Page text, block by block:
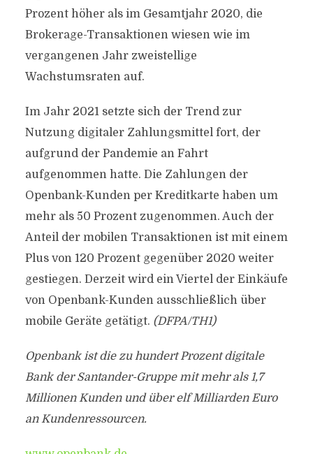
Prozent höher als im Gesamtjahr 2020, die
Brokerage-Transaktionen wiesen wie im
vergangenen Jahr zweistellige
Wachstumsraten auf.
Im Jahr 2021 setzte sich der Trend zur
Nutzung digitaler Zahlungsmittel fort, der
aufgrund der Pandemie an Fahrt
aufgenommen hatte. Die Zahlungen der
Openbank-Kunden per Kreditkarte haben um
mehr als 50 Prozent zugenommen. Auch der
Anteil der mobilen Transaktionen ist mit einem
Plus von 120 Prozent gegenüber 2020 weiter
gestiegen. Derzeit wird ein Viertel der Einkäufe
von Openbank-Kunden ausschließlich über
mobile Geräte getätigt. (DFPA/TH1)
Openbank ist die zu hundert Prozent digitale
Bank der Santander-Gruppe mit mehr als 1,7
Millionen Kunden und über elf Milliarden Euro
an Kundenressourcen.